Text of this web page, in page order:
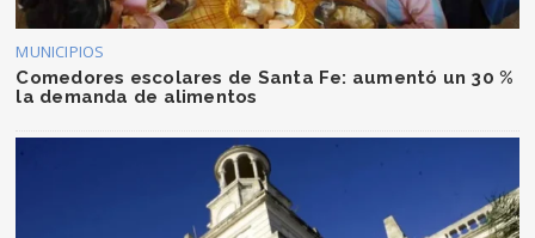
MUNICIPIOS
Comedores escolares de Santa Fe: aumentó un 30 %
la demanda de alimentos